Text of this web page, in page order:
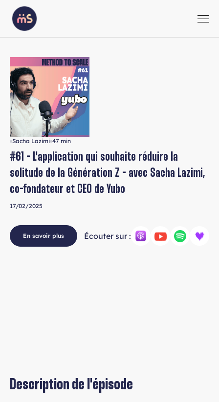
Sacha Lazimi 47 min
#61 - L'application qui souhaite réduire la
solitude de la Génération Z - avec Sacha Lazimi,
co-fondateur et CEO de Yubo
17/02/2025
En savoir plus Écouter sur :
Description de l'épisode